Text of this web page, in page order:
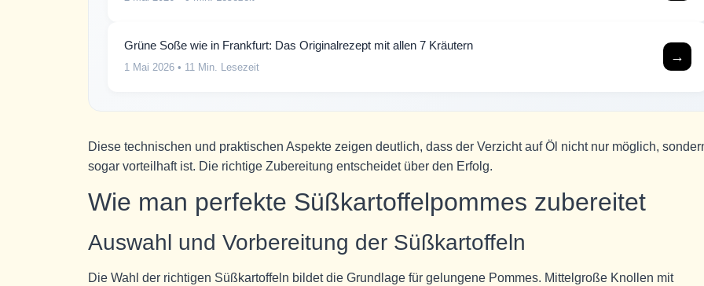
Grüne Soße wie in Frankfurt: Das Originalrezept mit allen 7 Kräutern
1 Mai 2026 • 11 Min. Lesezeit
→
Diese technischen und praktischen Aspekte zeigen deutlich, dass der Verzicht auf Öl nicht nur möglich,
sogar vorteilhaft ist. Die richtige Zubereitung entscheidet über den Erfolg.
Wie man perfekte Süßkartoffelpommes zubereitet
Auswahl und Vorbereitung der Süßkartoffeln
Die Wahl der richtigen Süßkartoffeln bildet die Grundlage für gelungene Pommes. Mittelgroße Knollen mit